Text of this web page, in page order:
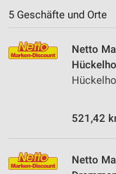
5 Geschäfte und Orte
Netto
521,42
Netto